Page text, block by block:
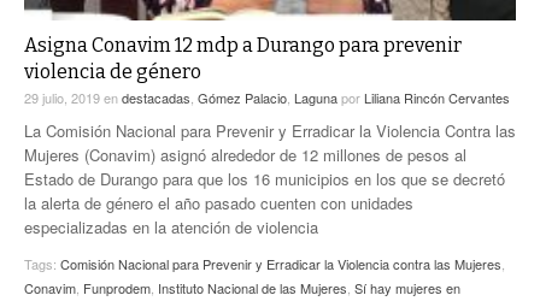
Asigna Conavim 12 mdp a Durango para prevenir
violencia de género
29 julio, 2019endestacadas, Gómez Palacio, Lagunapor Liliana Rincón Cervantes
La Comisión Nacional para Prevenir y Erradicar la Violencia Contra las
Mujeres (Conavim) asignó alrededor de 12 millones de pesos al
Estado de Durango para que los 16 municipios en los que se decretó
la alerta de género el año pasado cuenten con unidades
especializadas en la atención de violencia
Tags: Comisión Nacional para Prevenir y Erradicar la Violencia contra las Mujeres,
Conavim, Funprodem, Instituto Nacional de las Mujeres, Sí hay mujeres en